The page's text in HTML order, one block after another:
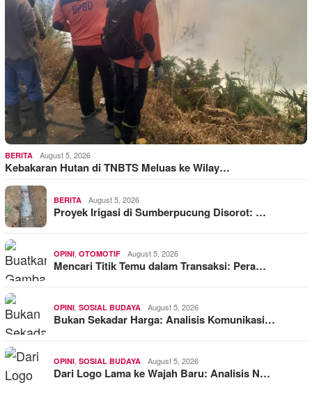
BERITA August 5, 2026
Kebakaran Hutan di TNBTS Meluas ke Wilay…
BERITA August 5, 2026
Proyek Irigasi di Sumberpucung Disorot: …
OPINI, OTOMOTIF August 5, 2026
Mencari Titik Temu dalam Transaksi: Pera…
OPINI, SOSIAL BUDAYA August 5, 2026
Bukan Sekadar Harga: Analisis Komunikasi…
OPINI, SOSIAL BUDAYA August 5, 2026
Dari Logo Lama ke Wajah Baru: Analisis N…